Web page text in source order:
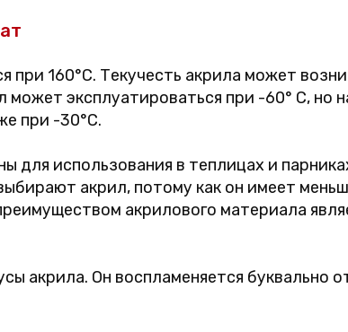
при 160°C. Текучесть акрила может
может эксплуатироваться при -60° C, но
при -30°С.
для использования в теплицах и
акрил, потому как он имеет
акрилового материала
акрила. Он воспламеняется буквально